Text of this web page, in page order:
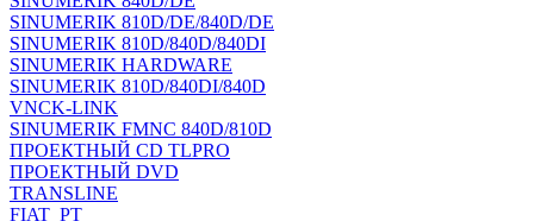
SINUMERIK 810D/DE/840D/DE
SINUMERIK 810D/840D/840DI
SINUMERIK HARDWARE
SINUMERIK 810D/840DI/840D
VNCK-LINK
SINUMERIK FMNC 840D/810D
ПРОЕКТНЫЙ CD TLPRO
ПРОЕКТНЫЙ DVD
TRANSLINE
FIAT_PT